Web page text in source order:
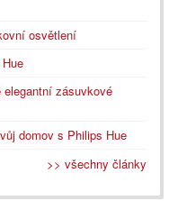
osvětlení
elegantní zásuvkové
domov s Philips Hue
>> všechny články